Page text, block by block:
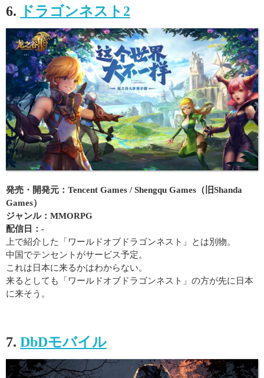
6. ドラゴンネスト2
発売・開発元：Tencent Games / Shengqu Games（旧Shanda
Games）
ジャンル：MMORPG
配信日：-
上で紹介した「ワールドオブドラゴンネスト」とは別物。
中国でテンセントがサービス予定。
これは日本に来るかはわからない。
来るとしても「ワールドオブドラゴンネスト」の方が先に日本
に来そう。
7. DbDモバイル